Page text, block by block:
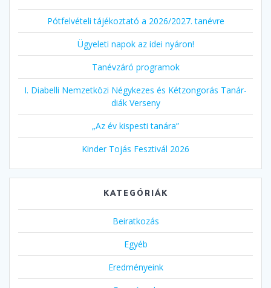
Pótfelvételi tájékoztató a 2026/2027. tanévre
Ügyeleti napok az idei nyáron!
Tanévzáró programok
I. Diabelli Nemzetközi Négykezes és Kétzongorás Tanár-
diák Verseny
„Az év kispesti tanára”
Kinder Tojás Fesztivál 2026
KATEGÓRIÁK
Beiratkozás
Egyéb
Eredményeink